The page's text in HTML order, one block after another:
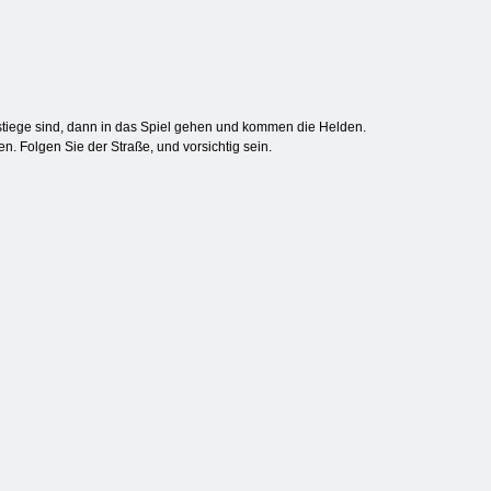
sind, dann in das Spiel gehen und kommen die Helden.
Folgen Sie der Straße, und vorsichtig sein.